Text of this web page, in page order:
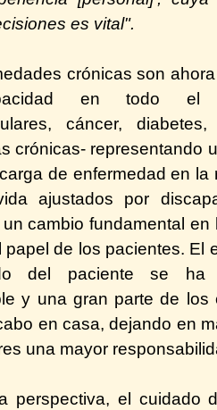
es vital".
crónicas son
en todo el
cáncer,
crónicas- representando
de enfermedad en
ajustados por
cambio fundamental
papel de los pacientes. El
del paciente se ha
y una gran parte de los
en casa, dejando en
una mayor
perspectiva, el cuidado